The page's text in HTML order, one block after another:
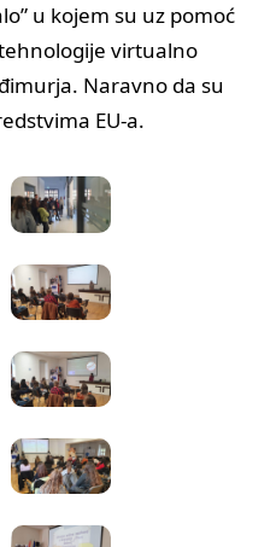
u kojem su uz pomoć
virtualno
Naravno da su
EU-a.